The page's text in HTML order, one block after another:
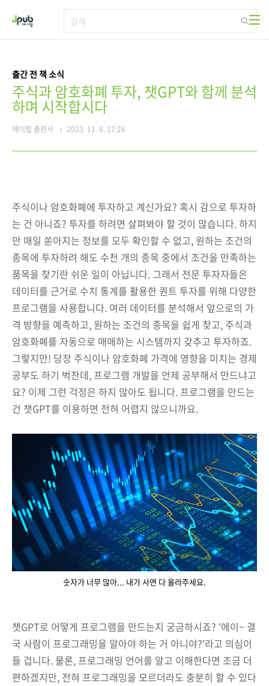
출간 전 책 소식
주식과 암호화폐 투자, 챗GPT와 함께 분석
하며 시작합시다
제이펍 출판사 2023. 11. 6. 17:26
주식이나 암호화폐에 투자하고 계신가요? 혹시 감으로 투자하
는 건 아니죠? 투자를 하려면 살펴봐야 할 것이 많습니다. 하지
만 매일 쏟아지는 정보를 모두 확인할 수 없고, 원하는 조건의
종목에 투자하려 해도 수천 개의 종목 중에서 조건을 만족하는
품목을 찾기란 쉬운 일이 아닙니다. 그래서 전문 투자자들은
데이터를 근거로 수치 통계를 활용한 퀀트 투자를 위해 다양한
프로그램을 사용합니다. 여러 데이터를 분석해서 앞으로의 가
격 방향을 예측하고, 원하는 조건의 종목을 쉽게 찾고, 주식과
암호화폐를 자동으로 매매하는 시스템까지 갖추고 투자하죠.
그렇지만! 당장 주식이나 암호화폐 가격에 영향을 미치는 경제
공부도 하기 벅찬데, 프로그램 개발을 언제 공부해서 만드냐고
요? 이제 그런 걱정은 하지 않아도 됩니다. 프로그램을 만드는
건 챗GPT를 이용하면 전혀 어렵지 않으니까요.
숫자가 너무 많아... 내가 사면 다 올라주세요.
챗GPT로 어떻게 프로그램을 만드는지 궁금하시죠? '에이~ 결
국 사람이 프로그래밍을 알아야 하는 거 아니야?'라고 의심이
들 겁니다. 물론, 프로그래밍 언어를 알고 이해한다면 조금 더
편하겠지만, 전혀 프로그래밍을 모르더라도 충분히 할 수 있다